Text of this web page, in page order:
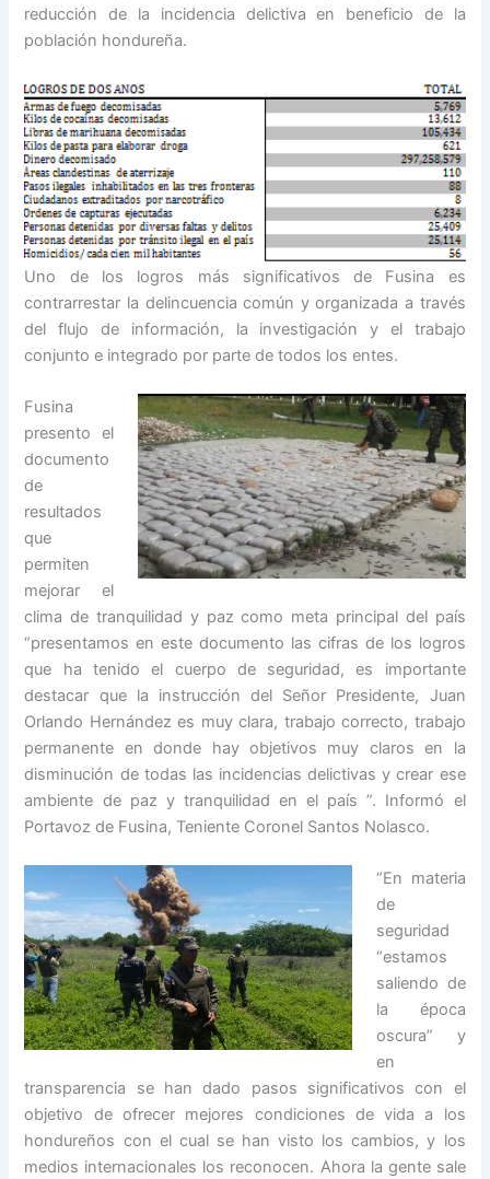
reducción de la incidencia delictiva en beneficio de la
población hondureña.
Uno de los logros más significativos de Fusina es
contrarrestar la delincuencia común y organizada a través
del flujo de información, la investigación y el trabajo
conjunto e integrado por parte de todos los entes.
Fusina
presento el
documento
de
resultados
que
permiten
mejorar el
clima de tranquilidad y paz como meta principal del país
“presentamos en este documento las cifras de los logros
que ha tenido el cuerpo de seguridad, es importante
destacar que la instrucción del Señor Presidente, Juan
Orlando Hernández es muy clara, trabajo correcto, trabajo
permanente en donde hay objetivos muy claros en la
disminución de todas las incidencias delictivas y crear ese
ambiente de paz y tranquilidad en el país ”. Informó el
Portavoz de Fusina, Teniente Coronel Santos Nolasco.
“En materia
de
seguridad
“estamos
saliendo de
la época
oscura” y
en
transparencia se han dado pasos significativos con el
objetivo de ofrecer mejores condiciones de vida a los
hondureños con el cual se han visto los cambios, y los
medios internacionales los reconocen. Ahora la gente sale